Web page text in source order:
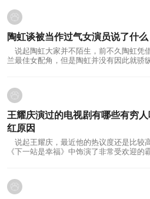
陶虹谈被当作过气女演员说了什
说起陶虹大家并不陌生，前不久陶虹凭
兰最佳女配角，但是陶虹并没有因此就骄
王耀庆演过的电视剧有哪些有穷
红原因
说起王耀庆，最近他的热议度还是比较
《下一站是幸福》中饰演了非常受欢迎的